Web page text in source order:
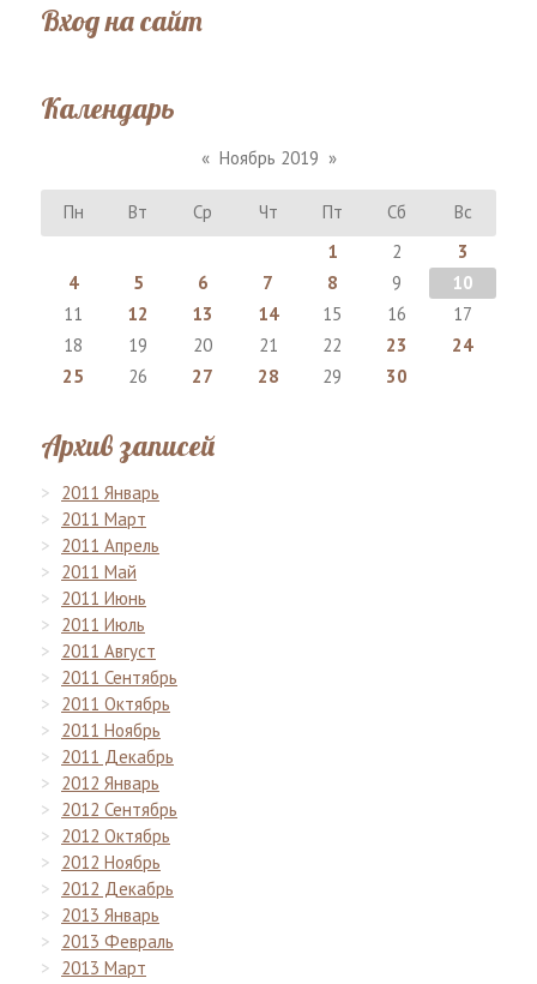
Вход на сайт
Календарь
« Ноябрь 2019 »
Пн Вт Ср Чт Пт Сб
Вс
1
2
3
4
5 6 7 8 9
10
11
12 13 14 15 16
17
18
19 20 21 22 23
24
25
26 27 28 29 30
Архив записей
2011 Январь
2011 Март
2011 Апрель
2011 Май
2011 Июнь
2011 Июль
2011 Август
2011 Сентябрь
2011 Октябрь
2011 Ноябрь
2011 Декабрь
2012 Январь
2012 Сентябрь
2012 Октябрь
2012 Ноябрь
2012 Декабрь
2013 Январь
2013 Февраль
2013 Март